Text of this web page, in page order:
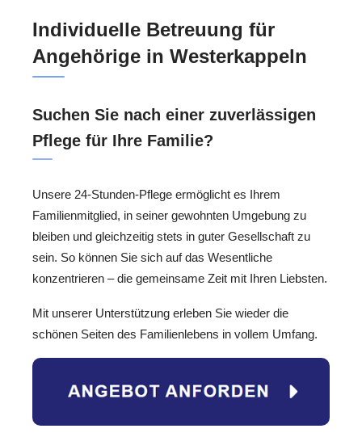
Individuelle Betreuung für
Angehörige in Westerkappeln
Suchen Sie nach einer zuverlässigen
Pflege für Ihre Familie?
Unsere 24-Stunden-Pflege ermöglicht es Ihrem
Familienmitglied, in seiner gewohnten Umgebung zu
bleiben und gleichzeitig stets in guter Gesellschaft zu
sein. So können Sie sich auf das Wesentliche
konzentrieren – die gemeinsame Zeit mit Ihren Liebsten.
Mit unserer Unterstützung erleben Sie wieder die
schönen Seiten des Familienlebens in vollem Umfang.